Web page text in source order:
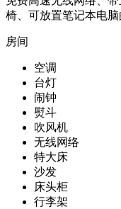
椅、可放置笔记本电
房间
空调
台灯
闹钟
熨斗
吹风机
无线网络
特大床
沙发
床头柜
行李架